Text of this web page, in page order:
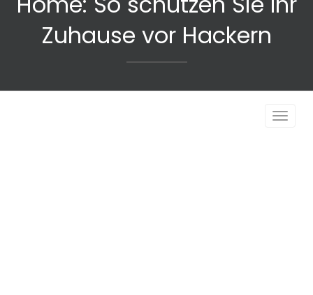
Zuhause vor Hackern